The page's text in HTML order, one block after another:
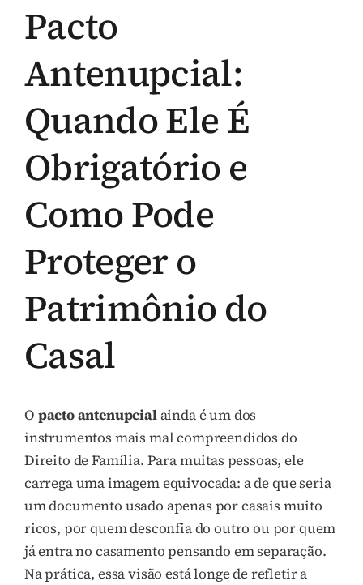
Pacto
Antenupcial:
Quando Ele É
Obrigatório e
Como Pode
Proteger o
Patrimônio do
Casal
O pacto antenupcialainda é um dos
instrumentos mais mal compreendidos do
Direito de Família. Para muitas pessoas, ele
carrega uma imagem equivocada: a de que seria
um documento usado apenas por casais muito
ricos, por quem desconfia do outro ou por quem
já entra no casamento pensando em separação.
Na prática, essa visão está longe de refletir a